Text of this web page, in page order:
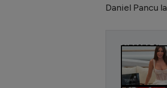
Daniel Pancu la
CITEȘTE ȘI